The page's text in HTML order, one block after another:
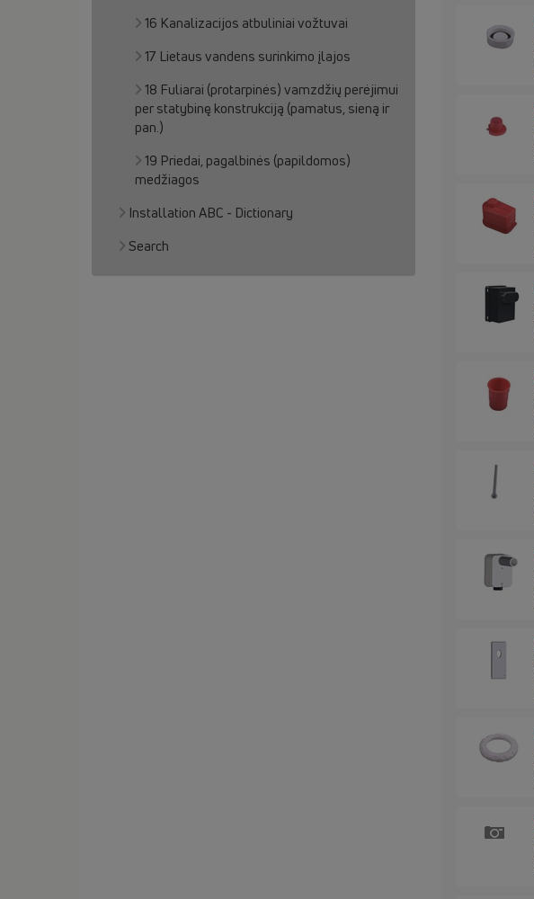
16 Kanalizacijos atbuliniai vožtuvai
17 Lietaus vandens surinkimo įlajos
18 Fuliarai (protarpinės) vamzdžių perėjimui
per statybinę konstrukciją (pamatus, sieną ir
pan.)
19 Priedai, pagalbinės (papildomos)
medžiagos
Installation ABC - Dictionary
Search